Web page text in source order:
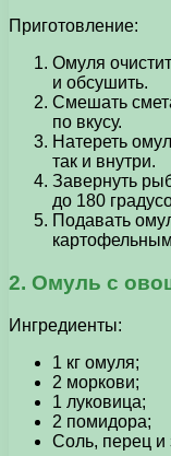
Приготовление:
Омуля
и обсушить.
Смешать
по вкусу.
Натереть
так и внутри.
Завернуть
до 180
Подавать
2. Омуль с
Ингредиенты:
1 кг омуля;
2 моркови;
1 луковица;
2 помидора;
Соль, перец и